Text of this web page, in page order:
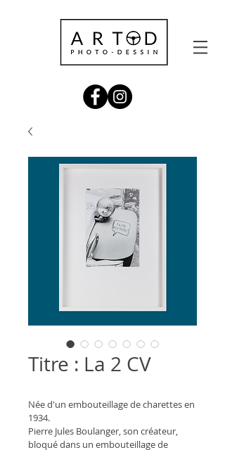
Titre : La 2 CV
Née d'un embouteillage de charettes en
1934.
Pierre Jules Boulanger, son créateur,
bloqué dans un embouteillage de